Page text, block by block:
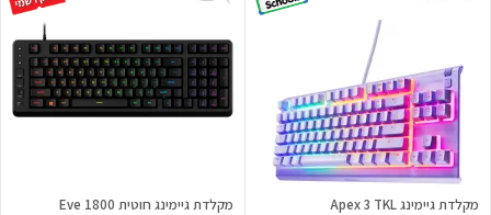
מקלדת גיימינג Apex 3 TKL מקלדת גיימינג חוטית Eve 1800